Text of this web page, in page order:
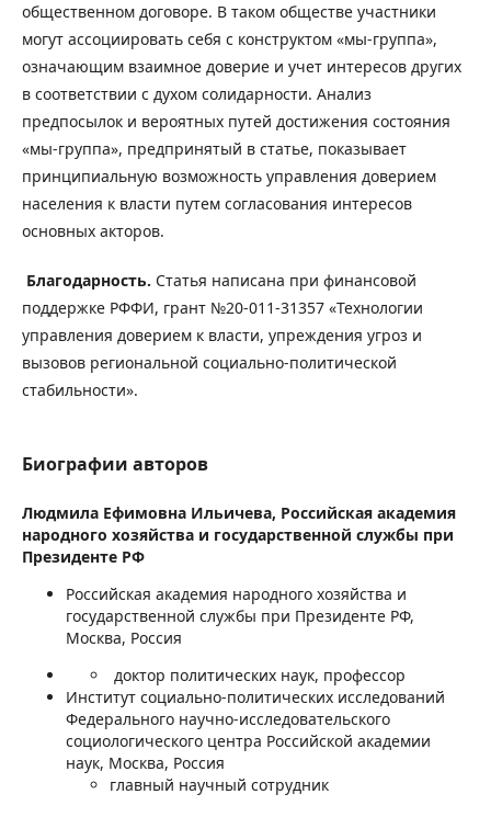
общественном договоре. В таком обществе участники
могут ассоциировать себя с конструктом «мы-группа»,
означающим взаимное доверие и учет интересов других
в соответствии с духом солидарности. Анализ
предпосылок и вероятных путей достижения состояния
«мы-группа», предпринятый в статье, показывает
принципиальную возможность управления доверием
населения к власти путем согласования интересов
основных акторов.
Благодарность. Статья написана при финансовой
поддержке РФФИ, грант №20-011-31357 «Технологии
управления доверием к власти, упреждения угроз и
вызовов региональной социально-политической
стабильности».
Биографии авторов
Людмила Ефимовна Ильичева, Российская академия
народного хозяйства и государственной службы при
Президенте РФ
Российская академия народного хозяйства и
государственной службы при Президенте РФ,
Москва, Россия
доктор политических наук, профессор
Институт социально-политических исследований
Федерального научно-исследовательского
социологического центра Российской академии
наук, Москва, Россия
главный научный сотрудник